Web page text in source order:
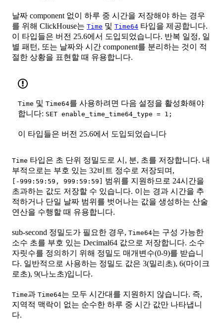
날짜 component 없이 하루 중 시간을 저장해야 하는 경우
를 위해 ClickHouse는 Time 및 Time64 타입을 제공합니다.
이 타입들은 버전 25.6에서 도입되었습니다. 반복 일정, 일
별 패턴, 또는 날짜와 시간 component를 분리하는 것이 적
절한 상황을 표현할 때 유용합니다.
Time 및 Time64를 사용하려면 다음 설정을 활성화해야
합니다: SET enable_time_time64_type = 1;
이 타입들은 버전 25.6에서 도입되었습니다
Time 타입은 초 단위 정밀도로 시, 분, 초를 저장합니다. 내
부적으로는 부호 있는 32비트 정수로 저장되며,
[-999:59:59, 999:59:59] 범위를 지원하므로 24시간을
초과하는 값도 저장할 수 있습니다. 이는 경과 시간을 추
적하거나 단일 날짜 범위를 벗어나는 값을 생성하는 산술
연산을 수행할 때 유용합니다.
sub-second 정밀도가 필요한 경우, Time64는 구성 가능한
소수 초를 부호 있는 Decimal64 값으로 저장합니다. 소수
자릿수를 정의하기 위해 정밀도 매개변수(0-9)를 받습니
다. 일반적으로 사용하는 정밀도 값은 3(밀리초), 6(마이크
로초), 9(나노초)입니다.
Time과 Time64는 모두 시간대를 지원하지 않습니다. 즉,
지역적 맥락이 없는 순수한 하루 중 시간 값만 나타냅니
다.